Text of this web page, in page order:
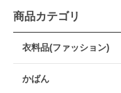
商品カテゴリ
衣料品(ファッション)
かばん